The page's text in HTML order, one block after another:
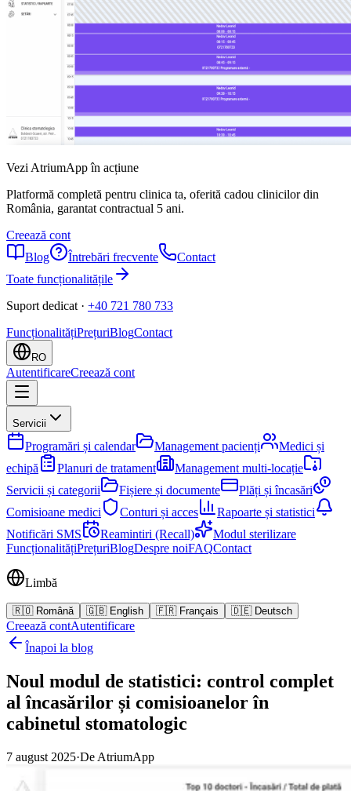
Vezi AtriumApp în acțiune
Platformă completă pentru clinica ta, oferită cadou clinicilor din
România, garantat contractual 5 ani.
Creează cont
Blog
Întrebări frecvente
Contact
Toate funcționalitățile
Suport dedicat · +40 721 780 733
FuncționalitățiPrețuriBlogContact
RO
AutentificareCreează cont
Servicii
Programări și calendar Management pacienți
Medici și
echipă
Planuri de tratament
Management multi-locație
Servicii și categorii
Fișiere și documente
Plăți și încasări
Comisioane medici
Conturi și acces
Rapoarte și statistici
Notificări SMS
Reamintiri (Recall)
Modul sterilizare
FuncționalitățiPrețuriBlogDespre noiFAQContact
Limbă
🇷🇴 Română 🇬🇧 English 🇫🇷 Français 🇩🇪 Deutsch
Creează contAutentificare
Înapoi la blog
Noul modul de statistici: control complet
al încasărilor și comisioanelor în
cabinetul stomatologic
7 august 2025·De AtriumApp